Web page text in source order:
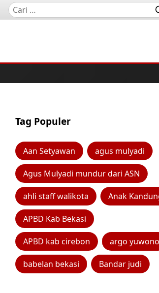
Tag Populer
Aan Setyawan agus mulyadi
Agus Mulyadi mundur dari ASN
ahli staff walikota Anak
APBD Kab Bekasi
APBD kab cirebon argo yuwono
babelan bekasi Bandar judi